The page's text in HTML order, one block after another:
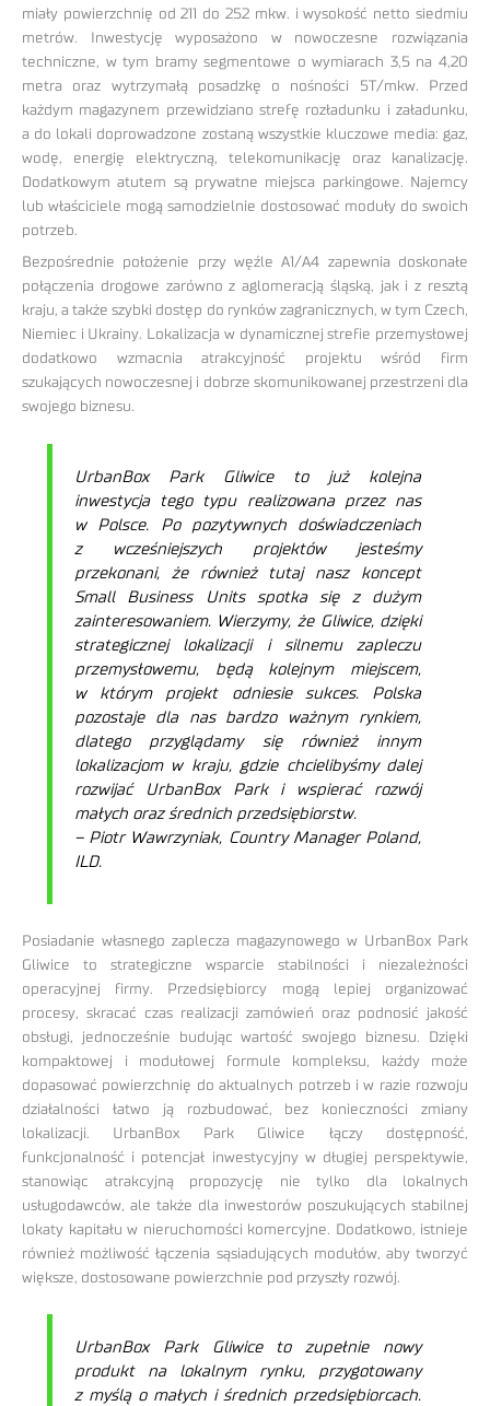
miały powierzchnię od 211 do 252 mkw. i wysokość netto siedmiu
metrów. Inwestycję wyposażono w nowoczesne rozwiązania
techniczne, w tym bramy segmentowe o wymiarach 3,5 na 4,20
metra oraz wytrzymałą posadzkę o nośności 5T/mkw. Przed
każdym magazynem przewidziano strefę rozładunku i załadunku,
a do lokali doprowadzone zostaną wszystkie kluczowe media: gaz,
wodę, energię elektryczną, telekomunikację oraz kanalizację.
Dodatkowym atutem są prywatne miejsca parkingowe. Najemcy
lub właściciele mogą samodzielnie dostosować moduły do swoich
potrzeb.
Bezpośrednie położenie przy węźle A1/A4 zapewnia doskonałe
połączenia drogowe zarówno z aglomeracją śląską, jak i z resztą
kraju, a także szybki dostęp do rynków zagranicznych, w tym Czech,
Niemiec i Ukrainy. Lokalizacja w dynamicznej strefie przemysłowej
dodatkowo wzmacnia atrakcyjność projektu wśród firm
szukających nowoczesnej i dobrze skomunikowanej przestrzeni dla
swojego biznesu.
UrbanBox Park Gliwice to już kolejna
inwestycja tego typu realizowana przez nas
w Polsce. Po pozytywnych doświadczeniach
z wcześniejszych projektów jesteśmy
przekonani, że również tutaj nasz koncept
Small Business Units spotka się z dużym
zainteresowaniem. Wierzymy, że Gliwice, dzięki
strategicznej lokalizacji i silnemu zapleczu
przemysłowemu, będą kolejnym miejscem,
w którym projekt odniesie sukces. Polska
pozostaje dla nas bardzo ważnym rynkiem,
dlatego przyglądamy się również innym
lokalizacjom w kraju, gdzie chcielibyśmy dalej
rozwijać UrbanBox Park i wspierać rozwój
małych oraz średnich przedsiębiorstw.
– Piotr Wawrzyniak, Country Manager Poland,
ILD.
Posiadanie własnego zaplecza magazynowego w UrbanBox Park
Gliwice to strategiczne wsparcie stabilności i niezależności
operacyjnej firmy. Przedsiębiorcy mogą lepiej organizować
procesy, skracać czas realizacji zamówień oraz podnosić jakość
obsługi, jednocześnie budując wartość swojego biznesu. Dzięki
kompaktowej i modułowej formule kompleksu, każdy może
dopasować powierzchnię do aktualnych potrzeb i w razie rozwoju
działalności łatwo ją rozbudować, bez konieczności zmiany
lokalizacji. UrbanBox Park Gliwice łączy dostępność,
funkcjonalność i potencjał inwestycyjny w długiej perspektywie,
stanowiąc atrakcyjną propozycję nie tylko dla lokalnych
usługodawców, ale także dla inwestorów poszukujących stabilnej
lokaty kapitału w nieruchomości komercyjne. Dodatkowo, istnieje
również możliwość łączenia sąsiadujących modułów, aby tworzyć
większe, dostosowane powierzchnie pod przyszły rozwój.
UrbanBox Park Gliwice to zupełnie nowy
produkt na lokalnym rynku, przygotowany
z myślą o małych i średnich przedsiębiorcach.